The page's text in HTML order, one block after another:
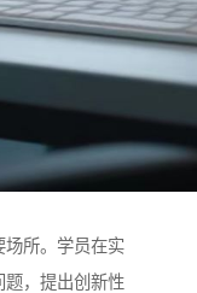
场所。学员在实
题，提出创新性